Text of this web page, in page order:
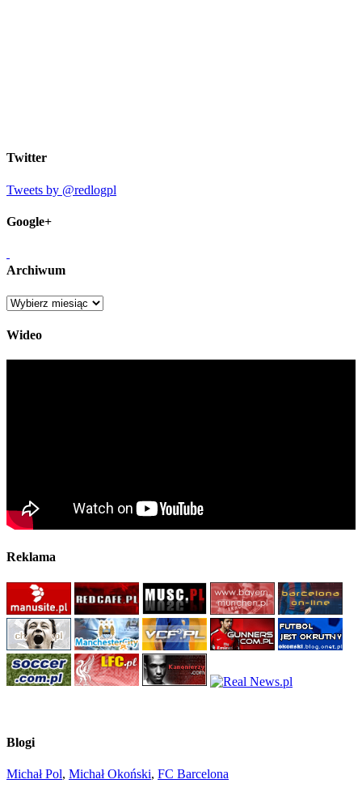
Twitter
Tweets by @redlogpl
Google+
Archiwum
Archiwum
Wideo
Reklama
Blogi
Michał Pol, Michał Okoński, FC Barcelona